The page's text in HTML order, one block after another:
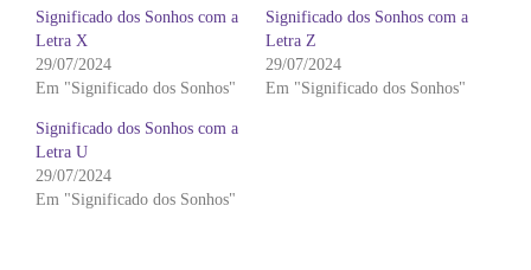
Significado dos Sonhos com a
Letra X
29/07/2024
Em "Significado dos Sonhos"
Significado dos Sonhos com a
Letra Z
29/07/2024
Em "Significado dos Sonhos"
Significado dos Sonhos com a
Letra U
29/07/2024
Em "Significado dos Sonhos"